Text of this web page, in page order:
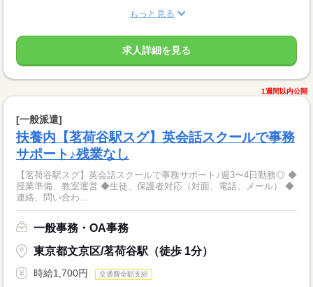
もっと見る
求人詳細を見る
1週間以内公開
[一般派遣]
扶養内【茗荷谷駅スグ】英会話スクールで事務
サポート♪残業なし
【茗荷谷駅スグ】英会話スクールで事務サポート♪週3〜4日勤務◎ ◆
授業準備、教室運営 ◆生徒、保護者対応（対面、電話、メール） ◆
連絡、問い合わ...
一般事務・OA事務
東京都文京区/茗荷谷駅（徒歩 1分）
時給1,700円 交通費全額支給